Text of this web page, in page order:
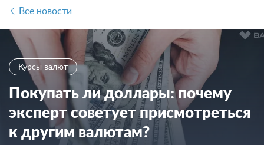
Все новости
Курсы валют
Покупать ли доллары: почему
эксперт советует присмотреться
к другим валютам?